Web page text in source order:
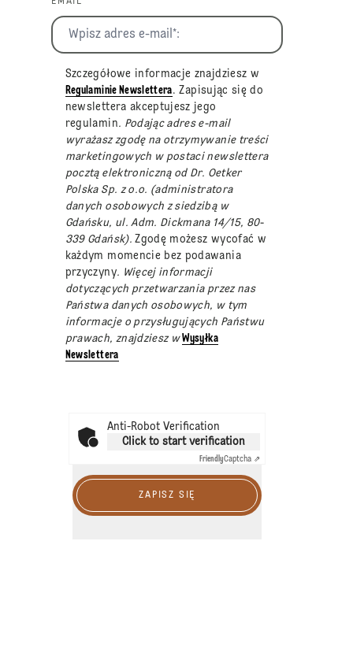
Szczegółowe informacje znajdziesz w
Regulaminie Newslettera. Zapisując się do
newslettera akceptujesz jego
regulamin. Podając adres e-mail
wyrażasz zgodę na otrzymywanie treści
marketingowych w postaci newslettera
pocztą elektroniczną od Dr. Oetker
Polska Sp. z o.o. (administratora
danych osobowych z siedzibą w
Gdańsku, ul. Adm. Dickmana 14/15, 80-
339 Gdańsk).Zgodę możesz wycofać w
każdym momencie bez podawania
przyczyny. Więcej informacji
dotyczących przetwarzania przez nas
Państwa danych osobowych, w tym
informacje o przysługujących Państwu
prawach, znajdziesz wWysyłka
Newslettera
Anti-Robot Verification
Click to start verification
FriendlyCaptcha ⇗
ZAPISZ SIĘ